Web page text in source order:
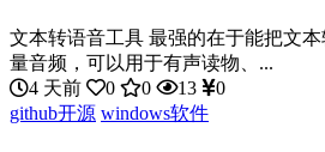
文本转语音工具 最强的在于能把文
量音频，可以用于有声读物、...
4 天前
0 0 13
0
github开源 windows软件